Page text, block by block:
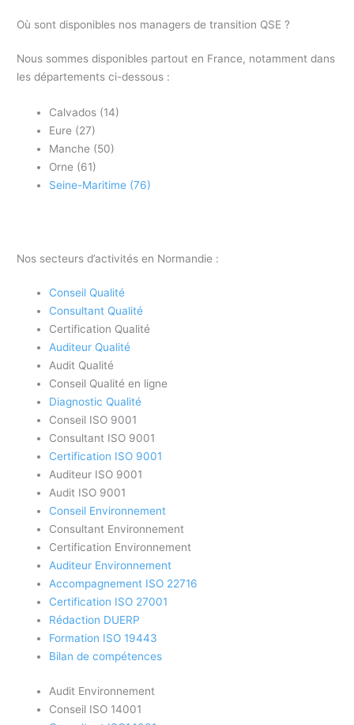
Où sont disponibles nos managers de transition QSE ?
Nous sommes disponibles partout en France, notamment dans
les départements ci-dessous :
Calvados (14)
Eure (27)
Manche (50)
Orne (61)
Seine-Maritime (76)
Nos secteurs d’activités en Normandie :
Conseil Qualité
Consultant Qualité
Certification Qualité
Auditeur Qualité
Audit Qualité
Conseil Qualité en ligne
Diagnostic Qualité
Conseil ISO 9001
Consultant ISO 9001
Certification ISO 9001
Auditeur ISO 9001
Audit ISO 9001
Conseil Environnement
Consultant Environnement
Certification Environnement
Auditeur Environnement
Accompagnement ISO 22716
Certification ISO 27001
Rédaction DUERP
Formation ISO 19443
Bilan de compétences
Audit Environnement
Conseil ISO 14001